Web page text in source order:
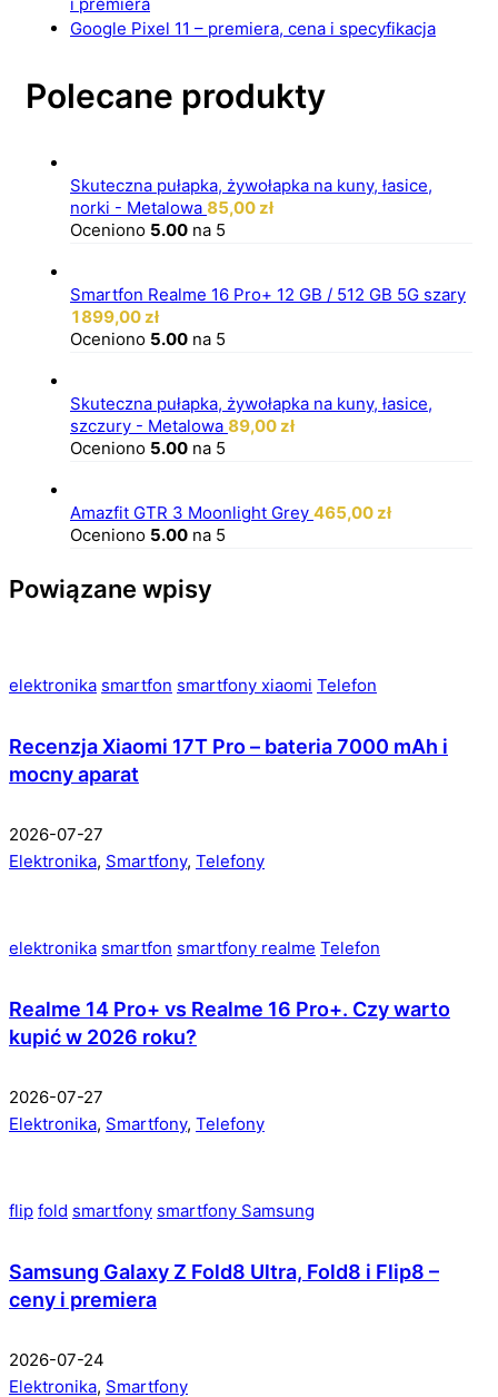
Google Pixel 11 – premiera, cena i specyfikacja
Polecane produkty
Skuteczna pułapka, żywołapka na kuny, łasice,
norki - Metalowa 85,00zł
Oceniono 5.00 na 5
Smartfon Realme 16 Pro+ 12 GB / 512 GB 5G szary
1899,00zł
Oceniono 5.00 na 5
Skuteczna pułapka, żywołapka na kuny, łasice,
szczury - Metalowa 89,00zł
Oceniono 5.00 na 5
Amazfit GTR 3 Moonlight Grey 465,00zł
Oceniono 5.00 na 5
Powiązane wpisy
elektronika smartfon smartfony xiaomi Telefon
Recenzja Xiaomi 17T Pro – bateria 7000 mAh i
mocny aparat
2026-07-27
Elektronika, Smartfony, Telefony
elektronika smartfon smartfony realme Telefon
Realme 14 Pro+ vs Realme 16 Pro+. Czy warto
kupić w 2026 roku?
2026-07-27
Elektronika, Smartfony, Telefony
flip fold smartfony smartfony Samsung
Samsung Galaxy Z Fold8 Ultra, Fold8 i Flip8 –
ceny i premiera
2026-07-24
Elektronika, Smartfony